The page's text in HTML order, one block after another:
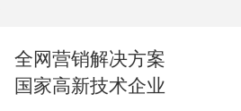
全网营销解决方案
国家高新技术企业